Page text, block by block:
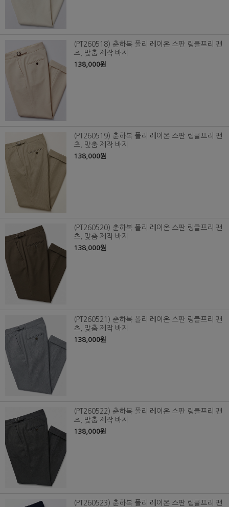
(PT260518) 춘하복 폴리 레이온 스판 링클프리 팬
츠, 맞춤 제작 바지
138,000원
(PT260519) 춘하복 폴리 레이온 스판 링클프리 팬
츠, 맞춤 제작 바지
138,000원
(PT260520) 춘하복 폴리 레이온 스판 링클프리 팬
츠, 맞춤 제작 바지
138,000원
(PT260521) 춘하복 폴리 레이온 스판 링클프리 팬
츠, 맞춤 제작 바지
138,000원
(PT260522) 춘하복 폴리 레이온 스판 링클프리 팬
츠, 맞춤 제작 바지
138,000원
(PT260523) 춘하복 폴리 레이온 스판 링클프리 팬